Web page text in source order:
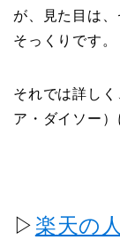
が、見た目は
そっくりです。
それでは詳し
ア・ダイソー）
▷ 楽天の